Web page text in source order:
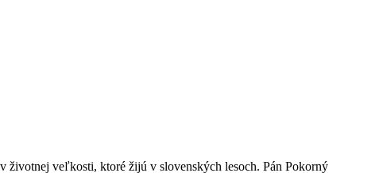
životnej veľkosti, ktoré žijú v slovenských lesoch. Pán Pokorný